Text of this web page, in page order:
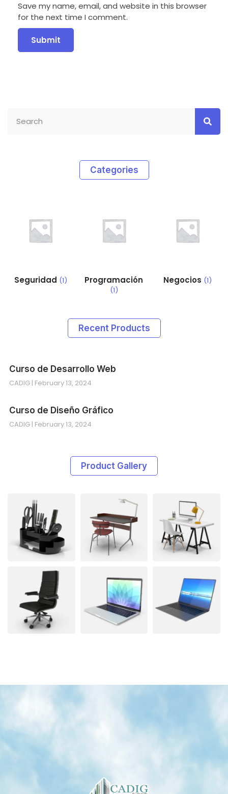
Save my name, email, and website in this browser
for the next time I comment.
Categories
Seguridad (1) Programación
(1)
Negocios (1)
Recent Products
Curso de Desarrollo Web
CADIG February 13, 2024
Curso de Diseño Gráfico
CADIG February 13, 2024
Product Gallery